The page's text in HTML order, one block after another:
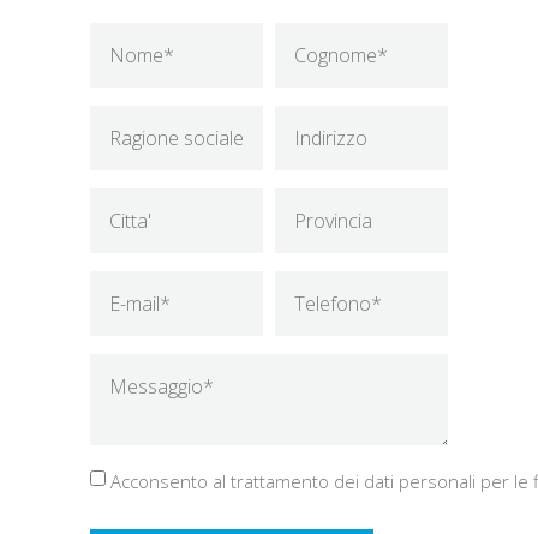
Acconsento al trattamento dei dati personali per